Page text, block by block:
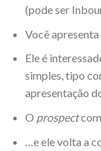
(pode ser
Você
Ele é
simples, tipo
apresentação
O prospect
…e ele volta a